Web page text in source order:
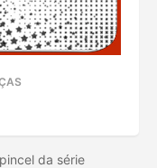
da série